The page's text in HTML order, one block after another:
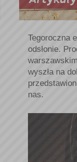
Tegoroczna
odsłonie.
wyszła na
nas.